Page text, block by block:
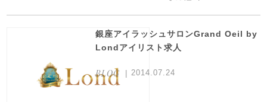
銀座アイラッシュサロンGrand Oeil by
Londアイリスト求人
BLOG 2014.07.24